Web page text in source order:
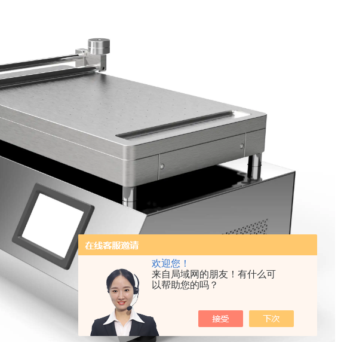
欢迎您！
来自局域网的朋友！有什么可
以帮助您的吗？